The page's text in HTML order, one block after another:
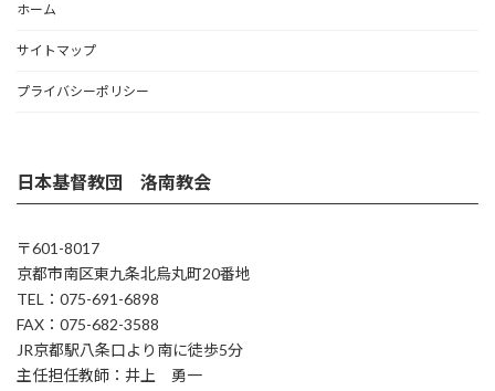
ホーム
サイトマップ
プライバシーポリシー
日本基督教団 洛南教会
〒601-8017
京都市南区東九条北烏丸町20番地
TEL：075-691-6898
FAX：075-682-3588
JR京都駅八条口より南に徒歩5分
主任担任教師：井上 勇一